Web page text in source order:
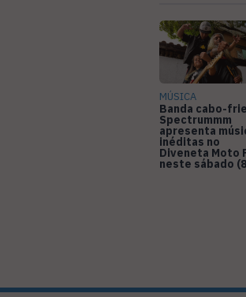
MÚSICA
Banda cabo-
Spectrummm
apresenta
inéditas no
Diveneta Moto
neste sábado